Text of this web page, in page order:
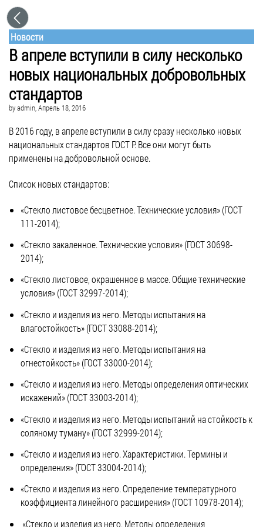
Новости
В апреле вступили в силу несколько
новых национальных добровольных
стандартов
byadmin, Апрель 18, 2016
В 2016 году, в апреле вступили в силу сразу несколько новых
национальных стандартов ГОСТ Р. Все они могут быть
применены на добровольной основе.
Список новых стандартов:
«Стекло листовое бесцветное. Технические условия» (ГОСТ
111-2014);
«Стекло закаленное. Технические условия» (ГОСТ 30698-
2014);
«Стекло листовое, окрашенное в массе. Общие технические
условия» (ГОСТ 32997-2014);
«Стекло и изделия из него. Методы испытания на
влагостойкость» (ГОСТ 33088-2014);
«Стекло и изделия из него. Методы испытания на
огнестойкость» (ГОСТ 33000-2014);
«Стекло и изделия из него. Методы определения оптических
искажений» (ГОСТ 33003-2014);
«Стекло и изделия из него. Методы испытаний на стойкость к
соляному туману» (ГОСТ 32999-2014);
«Стекло и изделия из него. Характеристики. Термины и
определения» (ГОСТ 33004-2014);
«Стекло и изделия из него. Определение температурного
коэффициента линейного расширения» (ГОСТ 10978-2014);
«Стекло и изделия из него. Методы определения